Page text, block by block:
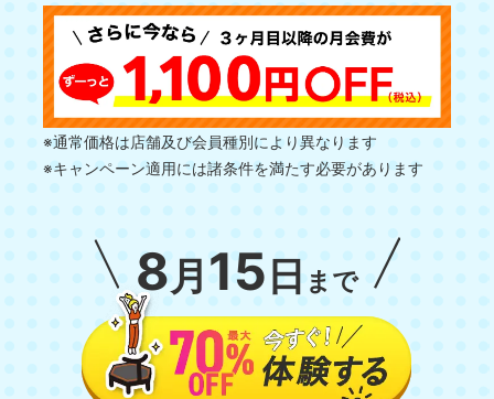
※通常価格は店舗及び会員種別により異なります
※キャンペーン適用には諸条件を満たす必要があります
8月 15 日 まで